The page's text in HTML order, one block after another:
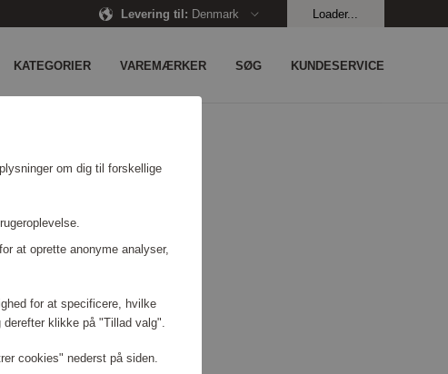
Levering til: Denmark Loader...
KATEGORIER VAREMÆRKER SØG KUNDESERVICE
om dig til forskellige
at oprette anonyme analyser,
for at specificere, hvilke
klikke på "Tillad valg".
cookies" nederst på siden.